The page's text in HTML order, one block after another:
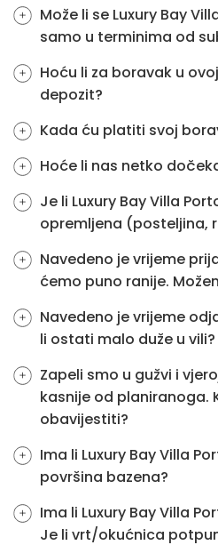
Može li se Luxury Bay
samo u terminima od
Hoću li za boravak u
depozit?
Kada ću platiti svoj
Hoće li nas netko
Je li Luxury Bay Villa
opremljena (posteljina,
Navedeno je vrijeme
ćemo puno ranije.
Navedeno je vrijeme
li ostati malo duže u vili?
Zapeli smo u gužvi i
kasnije od planiranoga.
obavijestiti?
Ima li Luxury Bay Villa
površina bazena?
Ima li Luxury Bay Villa
Je li vrt/okućnica